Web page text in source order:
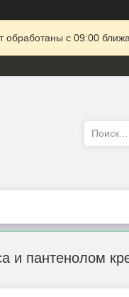
с 09:00
и пантенолом